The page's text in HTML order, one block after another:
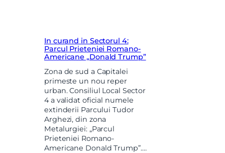
In curand in Sectorul 4:
Parcul Prieteniei Romano-
Americane „Donald Trump”
Zona de sud a Capitalei
primeste un nou reper
urban. Consiliul Local Sector
4 a validat oficial numele
extinderii Parcului Tudor
Arghezi, din zona
Metalurgiei: „Parcul
Prieteniei Romano-
Americane Donald Trump”.…